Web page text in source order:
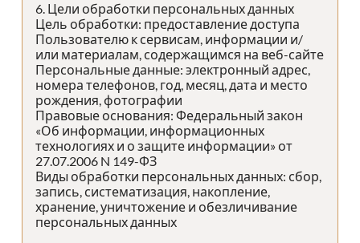
6. Цели обработки персональных данных
Цель обработки: предоставление доступа
Пользователю к сервисам, информации и/
или материалам, содержащимся на веб-сайте
Персональные данные: электронный адрес,
номера телефонов, год, месяц, дата и место
рождения, фотографии
Правовые основания: Федеральный закон
«Об информации, информационных
технологиях и о защите информации» от
27.07.2006 N 149-ФЗ
Виды обработки персональных данных: сбор,
запись, систематизация, накопление,
хранение, уничтожение и обезличивание
персональных данных